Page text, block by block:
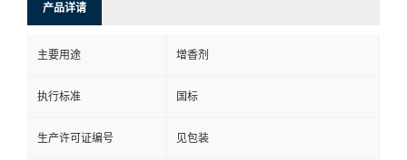
产品详请
主要用途 增香剂
执行标准 国标
生产许可证编号 见包装